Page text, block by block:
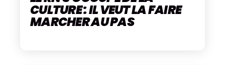
CULTURE : IL VEUT LA FAIRE
MARCHER AU PAS